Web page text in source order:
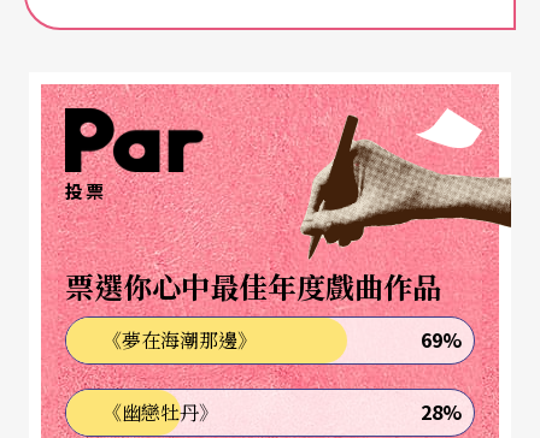
術設計與製作」藝術碩士學位的楊金源，落腳北藝
才，並持續研究、開發舞台技術新的可能。二○○
七年在校方支持下，「舞台動力實驗室」成立了，
楊金源帶著學生在此發想、實驗、製作。衝浪板是
他們為自己訂立的挑戰，事實上，這裡所研發的劇
場技術，更常是為了呼應舞台設計和導演天馬行空
下的訂單。
楊金源說：「TD的宿命就是永遠沒有標準答案。每
投票
票選你心中最佳年度戲曲作品
《夢在海潮那邊》 69%
《幽戀牡丹》 28%